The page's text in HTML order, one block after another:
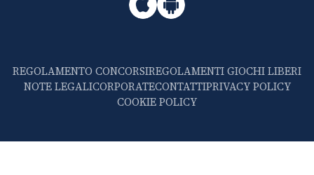
REGOLAMENTO CONCORSIREGOLAMENTI GIOCHI LIBERI
NOTE LEGALICORPORATECONTATTIPRIVACY POLICY
COOKIE POLICY